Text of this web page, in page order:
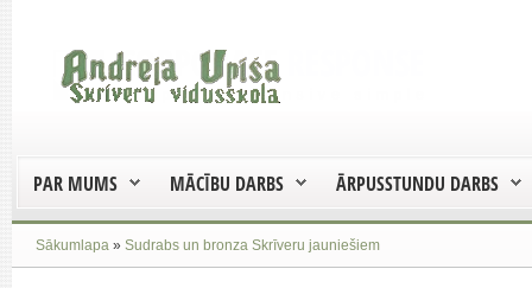
PAR MUMS MĀCĪBU DARBS ĀRPUSSTUNDU DARBS
Sākumlapa » Sudrabs un bronza Skrīveru jauniešiem